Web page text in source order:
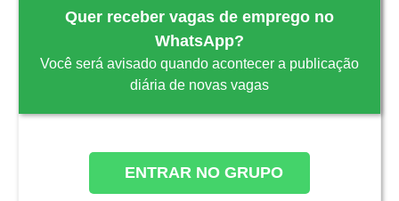
Quer receber vagas de emprego no
WhatsApp?
Você será avisado quando acontecer a publicação
diária de novas vagas
ENTRAR NO GRUPO